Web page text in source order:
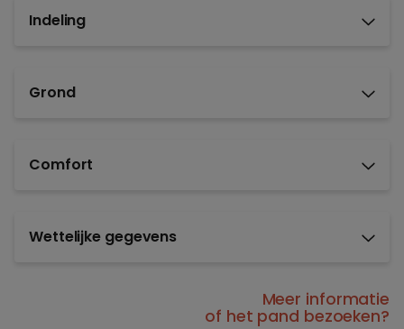
Indeling
Grond
Comfort
Wettelijke gegevens
Meer informatie
of het pand bezoeken?